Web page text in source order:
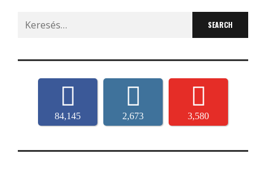
Search
for:
84,145 2,673 3,580